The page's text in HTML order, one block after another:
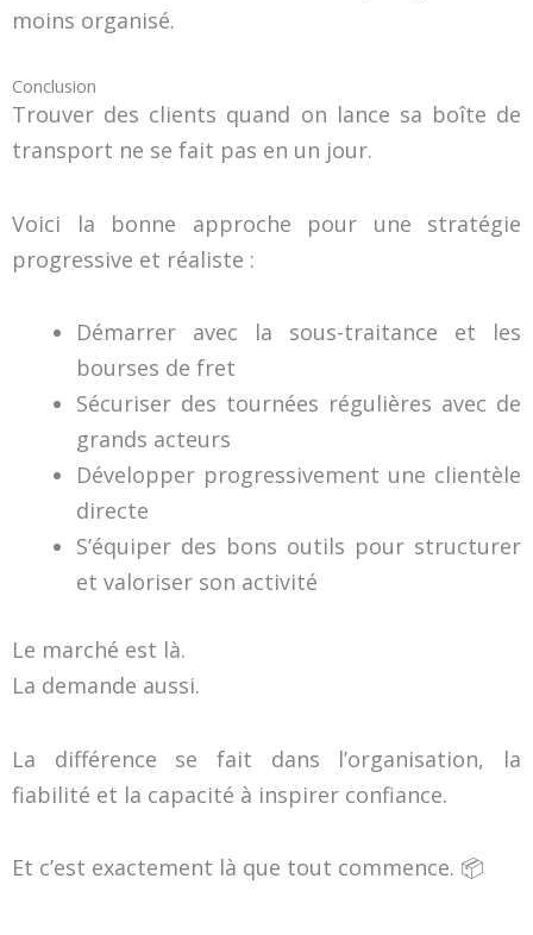
moins organisé.
Conclusion
Trouver des clients quand on lance sa boîte de
transport ne se fait pas en un jour.
Voici la bonne approche pour une stratégie
progressive et réaliste :
Démarrer avec la sous-traitance et les
bourses de fret
Sécuriser des tournées régulières avec de
grands acteurs
Développer progressivement une clientèle
directe
S’équiper des bons outils pour structurer
et valoriser son activité
Le marché est là.
La demande aussi.
La différence se fait dans l’organisation, la
fiabilité et la capacité à inspirer confiance.
Et c’est exactement là que tout commence. 📦